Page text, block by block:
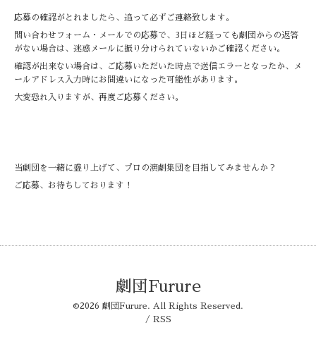
応募の確認がとれましたら、追って必ずご連絡致します。
問い合わせフォーム・メールでの応募で、3日ほど経っても劇団からの返答
がない場合は、迷惑メールに振り分けられていないかご確認ください。
確認が出来ない場合は、ご応募いただいた時点で送信エラーとなったか、メ
ールアドレス入力時にお間違いになった可能性があります。
大変恐れ入りますが、再度ご応募ください。
当劇団を一緒に盛り上げて、プロの演劇集団を目指してみませんか？
ご応募、お待ちしております！
劇団Furure
©2026 劇団Furure. All Rights Reserved.
/ RSS